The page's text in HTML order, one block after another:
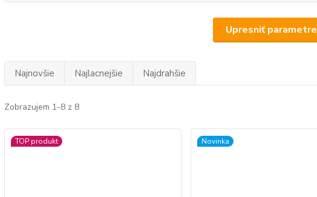
Upresniť parametre
Najnovšie Najlacnejšie Najdrahšie
Zobrazujem 1-8 z 8
TOP produkt Novinka